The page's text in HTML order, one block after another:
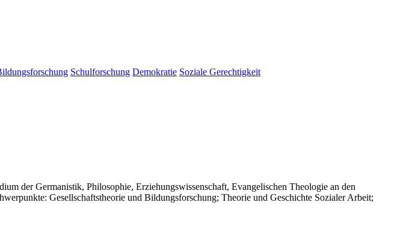
Schulforschung Demokratie Soziale Gerechtigkeit
der Germanistik, Philosophie, Erziehungswissenschaft, Evangelischen Theologie an den
Gesellschaftstheorie und Bildungsforschung; Theorie und Geschichte Sozialer Arbeit;